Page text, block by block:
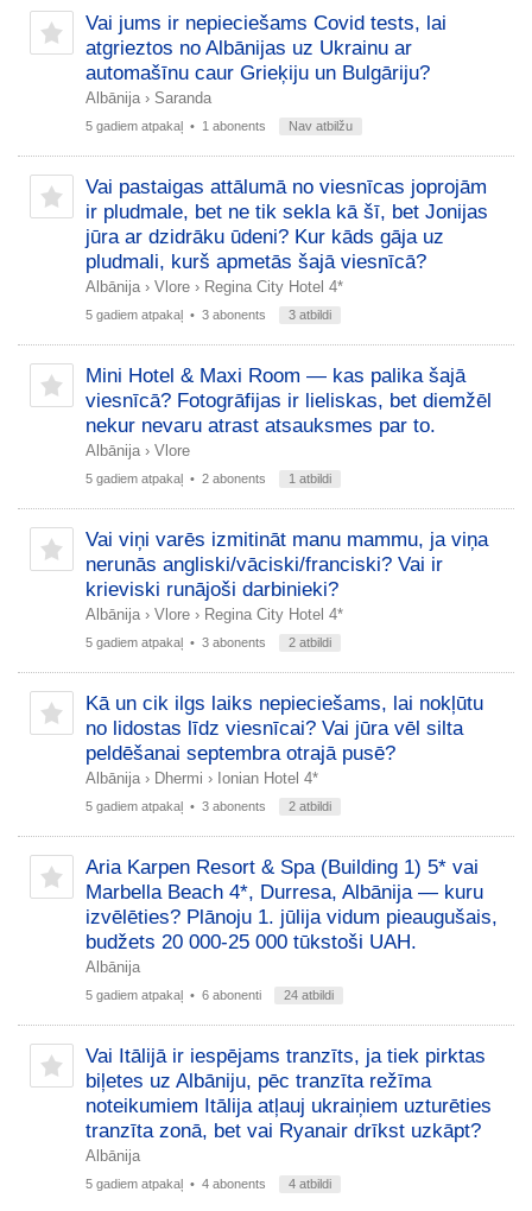
Vai jums ir nepieciešams Covid tests, lai
atgrieztos no Albānijas uz Ukrainu ar
automašīnu caur Grieķiju un Bulgāriju?
Albānija › Saranda
5 gadiem atpakaļ • 1 abonents Nav atbilžu
Vai pastaigas attālumā no viesnīcas joprojām
ir pludmale, bet ne tik sekla kā šī, bet Jonijas
jūra ar dzidrāku ūdeni? Kur kāds gāja uz
pludmali, kurš apmetās šajā viesnīcā?
Albānija › Vlore › Regina City Hotel 4*
5 gadiem atpakaļ • 3 abonents 3 atbildi
Mini Hotel & Maxi Room — kas palika šajā
viesnīcā? Fotogrāfijas ir lieliskas, bet diemžēl
nekur nevaru atrast atsauksmes par to.
Albānija › Vlore
5 gadiem atpakaļ • 2 abonents 1 atbildi
Vai viņi varēs izmitināt manu mammu, ja viņa
nerunās angliski/vāciski/franciski? Vai ir
krieviski runājoši darbinieki?
Albānija › Vlore › Regina City Hotel 4*
5 gadiem atpakaļ • 3 abonents 2 atbildi
Kā un cik ilgs laiks nepieciešams, lai nokļūtu
no lidostas līdz viesnīcai? Vai jūra vēl silta
peldēšanai septembra otrajā pusē?
Albānija › Dhermi › Ionian Hotel 4*
5 gadiem atpakaļ • 3 abonents 2 atbildi
Aria Karpen Resort & Spa (Building 1) 5* vai
Marbella Beach 4*, Durresa, Albānija — kuru
izvēlēties? Plānoju 1. jūlija vidum pieaugušais,
budžets 20 000-25 000 tūkstoši UAH.
Albānija
5 gadiem atpakaļ • 6 abonenti 24 atbildi
Vai Itālijā ir iespējams tranzīts, ja tiek pirktas
biļetes uz Albāniju, pēc tranzīta režīma
noteikumiem Itālija atļauj ukraiņiem uzturēties
tranzīta zonā, bet vai Ryanair drīkst uzkāpt?
Albānija
5 gadiem atpakaļ • 4 abonents 4 atbildi